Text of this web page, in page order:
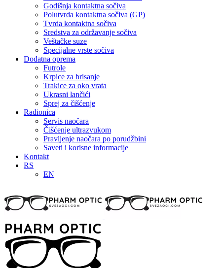
Godišnja kontaktna sočiva
Polutvrda kontaktna sočiva (GP)
Tvrda kontaktna sočiva
Sredstva za održavanje sočiva
Veštačke suze
Specijalne vrste sočiva
Dodatna oprema
Futrole
Krpice za brisanje
Trakice za oko vrata
Ukrasni lančići
Sprej za čišćenje
Radionica
Servis naočara
Čišćenje ultrazvukom
Pravljenje naočara po porudžbini
Saveti i korisne informacije
Kontakt
RS
EN